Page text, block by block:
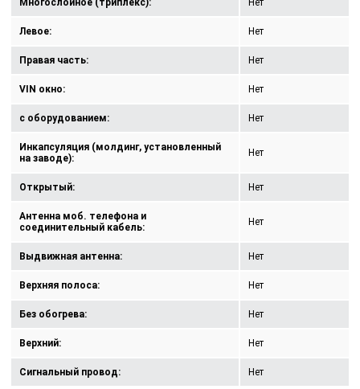
Многослойное (триплекс): Нет
Левое: Нет
Правая часть: Нет
VIN окно: Нет
с оборудованием: Нет
Инкапсуляция (молдинг, установленный
на заводе):
Нет
Открытый: Нет
Антенна моб. телефона и
соединительный кабель:
Нет
Выдвижная антенна: Нет
Верхняя полоса: Нет
Без обогрева: Нет
Верхний: Нет
Сигнальный провод: Нет